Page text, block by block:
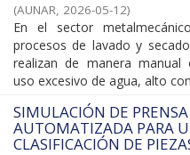
(AUNAR, 2026-05-12)
En el sector
procesos de lavado y
realizan de manera manual
uso excesivo de agua, alto
SIMULACIÓN DE
AUTOMATIZADA PARA
CLASIFICACIÓN DE